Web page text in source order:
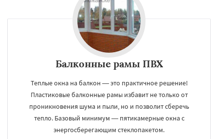
Балконные рамы ПВХ
Теплые окна на балкон — это практичное решение!
Пластиковые балконные рамы избавит не только от
проникновения шума и пыли, но и позволит сберечь
тепло. Базовый минимум — пятикамерные окна с
энергосберегающим стеклопакетом.